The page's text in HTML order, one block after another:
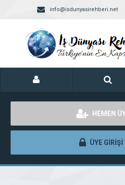
info@isdunyasirehberi.net
HEMEN
ÜYE GİRİŞİ